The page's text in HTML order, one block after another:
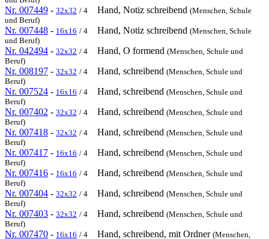
Nr. 007449 - 32x32 / 4 Hand, Notiz schreibend (Menschen, Schule
und Beruf)
Nr. 007448 - 16x16 / 4 Hand, Notiz schreibend (Menschen, Schule
und Beruf)
Nr. 042494 - 32x32 / 4 Hand, O formend (Menschen, Schule und
Beruf)
Nr. 008197 - 32x32 / 4 Hand, schreibend (Menschen, Schule und
Beruf)
Nr. 007524 - 16x16 / 4 Hand, schreibend (Menschen, Schule und
Beruf)
Nr. 007402 - 32x32 / 4 Hand, schreibend (Menschen, Schule und
Beruf)
Nr. 007418 - 32x32 / 4 Hand, schreibend (Menschen, Schule und
Beruf)
Nr. 007417 - 16x16 / 4 Hand, schreibend (Menschen, Schule und
Beruf)
Nr. 007416 - 16x16 / 4 Hand, schreibend (Menschen, Schule und
Beruf)
Nr. 007404 - 32x32 / 4 Hand, schreibend (Menschen, Schule und
Beruf)
Nr. 007403 - 32x32 / 4 Hand, schreibend (Menschen, Schule und
Beruf)
Nr. 007470 - 16x16 / 4 Hand, schreibend, mit Ordner (Menschen,